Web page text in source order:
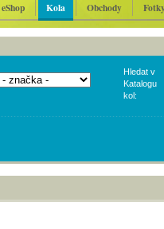
eShop Kola Obchody
Hledat v
Katalogu
kol: